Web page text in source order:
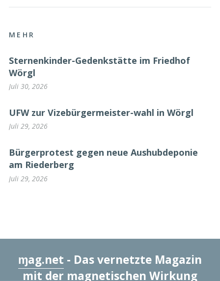
MEHR
Sternenkinder-Gedenkstätte im Friedhof
Wörgl
Juli 30, 2026
UFW zur Vizebürgermeister-wahl in Wörgl
Juli 29, 2026
Bürgerprotest gegen neue Aushubdeponie
am Riederberg
Juli 29, 2026
ɱag.net - Das vernetzte Magazin
mit der magnetischen Wirkung